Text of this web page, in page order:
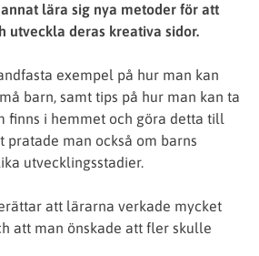
lära sig nya metoder för att
utveckla deras kreativa sidor.
exempel på hur man kan
barn, samt tips på hur man kan ta
finns i hemmet och göra detta till
pratade man också om barns
utvecklingsstadier.
att lärarna verkade mycket
att man önskade att fler skulle